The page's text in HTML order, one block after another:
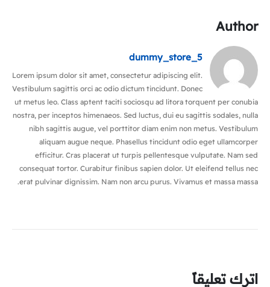
Author
dummy_store_5
Lorem ipsum dolor sit amet, consectetur adipiscing elit.
Vestibulum sagittis orci ac odio dictum tincidunt. Donec
ut metus leo. Class aptent taciti sociosqu ad litora torquent per conubia
nostra, per inceptos himenaeos. Sed luctus, dui eu sagittis sodales, nulla
nibh sagittis augue, vel porttitor diam enim non metus. Vestibulum
aliquam augue neque. Phasellus tincidunt odio eget ullamcorper
efficitur. Cras placerat ut turpis pellentesque vulputate. Nam sed
consequat tortor. Curabitur finibus sapien dolor. Ut eleifend tellus nec
erat pulvinar dignissim. Nam non arcu purus. Vivamus et massa massa.
اترك تعليقاً